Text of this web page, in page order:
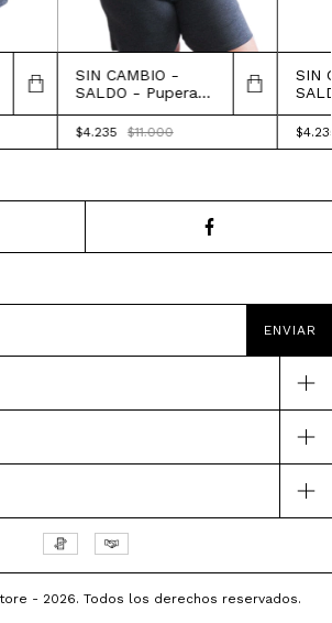
SIN CAMBIO -
SALDO - Pupera
$4.235 $11.000
SIN
- 2026. Todos los derechos reservados.